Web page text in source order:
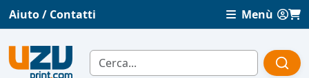
Aiuto / Contatti Menù